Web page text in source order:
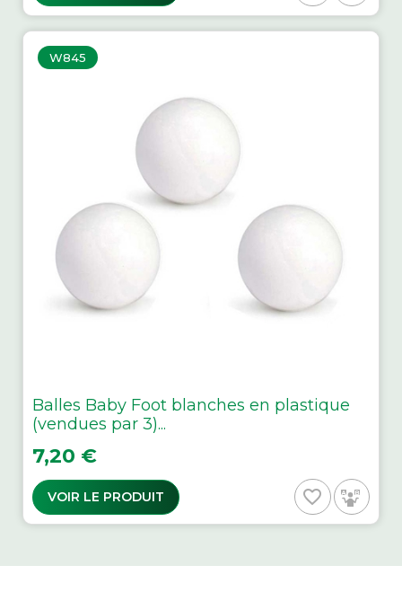
W845
Balles Baby Foot blanches en plastique
(vendues par 3)...
Prix
7,20 €
VOIR LE PRODUIT favorite_border